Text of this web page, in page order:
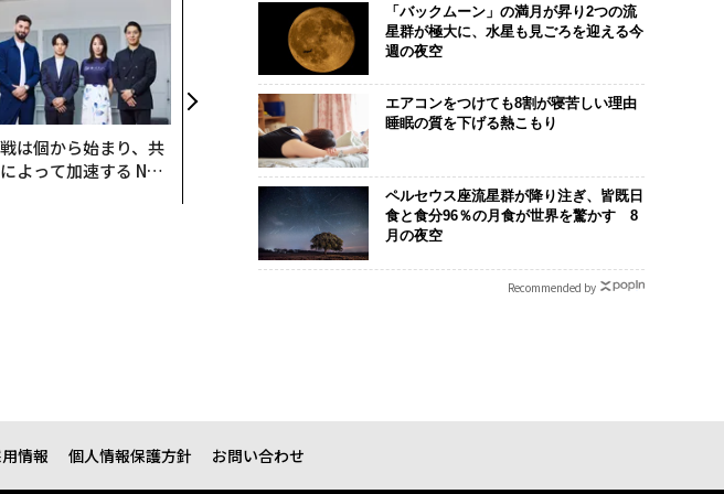
は個から始まり、共
よって加速する NOR
エンジニアのためのサウ
ナ併設オフィス「Mobiu
s Park」がオープン──
タマディックが健康経営
を徹底する理由
「コンディション」が成
果を左右する――「BAKUN
「挑戦者の明日」
“泊まる”を超
パシオが描く
編）
「バックムーン」の満月が昇り2つの流
星群が極大に、水星も見ごろを迎える今
週の夜空
エアコンをつけても8割が寝苦しい理由
睡眠の質を下げる熱こもり
ペルセウス座流星群が降り注ぎ、皆既日
食と食分96％の月食が世界を驚かす 8
月の夜空
Recommended by
情報 個人情報保護方針 お問い合わせ